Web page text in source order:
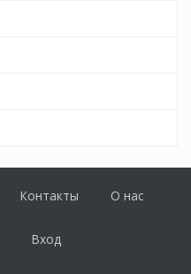
Контакты О нас
Вход